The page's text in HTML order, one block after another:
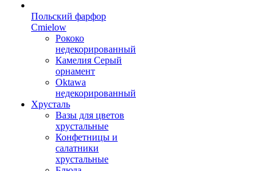
Польский фарфор
Сmielow
Рококо
недекорированный
Камелия Серый
орнамент
Oktawa
недекорированный
Хрусталь
Вазы для цветов
хрустальные
Конфетницы и
салатники
хрустальные